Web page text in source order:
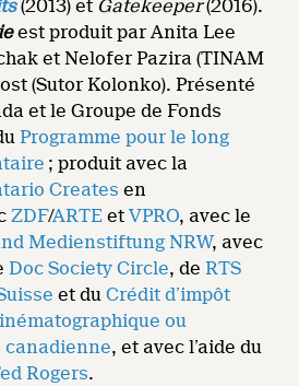
(2013) et Gatekeeper(2016).
est produit par Anita Lee
et Nelofer Pazira (TINAM
(Sutor Kolonko). Présenté
et le Groupe de Fonds
Programme pour le long
; produit avec la
Creates en
ZDF/ARTE etVPRO, avec le
Medienstiftung NRW, avec
Doc Society Circle, de RTS
et duCrédit d’impôt
ou
canadienne, et avec l’aide du
Rogers.